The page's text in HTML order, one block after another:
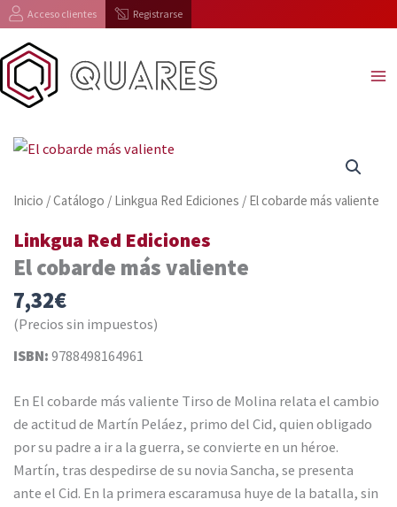
al
contenido
Acceso clientes Registrarse
Inicio /Catálogo / Linkgua Red Ediciones / El cobarde más valiente
Linkgua Red Ediciones
El cobarde más valiente
7,32€
(Precios sin impuestos)
ISBN: 9788498164961
En El cobarde más valiente Tirso de Molina relata el cambio
de actitud de Martín Peláez, primo del Cid, quien obligado
por su padre a ir a la guerra, se convierte en un héroe.
Martín, tras despedirse de su novia Sancha, se presenta
ante el Cid. En la primera escaramusa huye de la batalla, sin